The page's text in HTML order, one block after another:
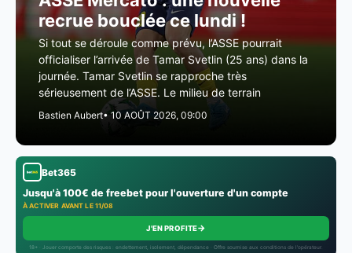
recrue bouclée ce lundi !
Si tout se déroule comme prévu, l’ASSE pourrait
officialiser l’arrivée de Tamar Svetlin (25 ans) dans la
journée. Tamar Svetlin se rapproche très
sérieusement de l’ASSE. Le milieu de terrain
Bastien Aubert• 10 AOÛT 2026, 09:00
Bet365
Jusqu'à 100€ de freebet pour l'ouverture d'un compte
À ACTIVER AVANT LE 11/08
J'EN PROFITE→
18+ · Jouer comporte des risques : endettement, isolement, dépendance · Offre soumise aux conditions de l’opérateur.